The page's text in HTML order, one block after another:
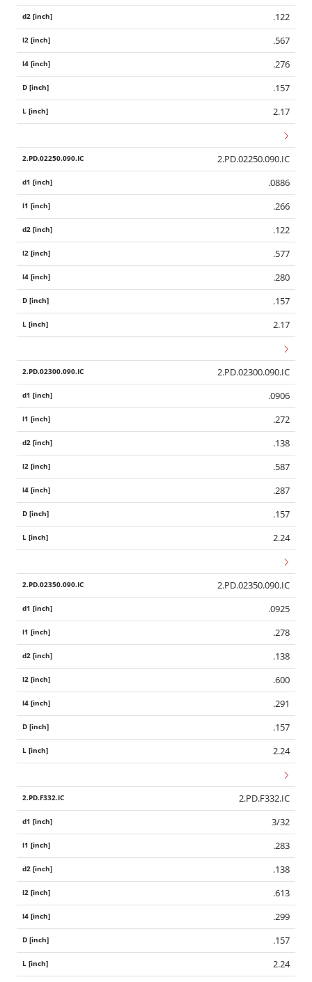
.122
.567
.276
.157
2.17
2.PD.02250.090.IC
.0886
.266
.122
.577
.280
.157
2.17
2.PD.02300.090.IC
.0906
.272
.138
.587
.287
.157
2.24
2.PD.02350.090.IC
.0925
.278
.138
.600
.291
.157
2.24
2.PD.F332.IC
3/32
.283
.138
.613
.299
.157
2.24